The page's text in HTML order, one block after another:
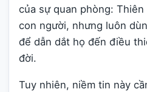
của sự quan phòng:
con người, nhưng luôn
để dẫn dắt họ đến điều
đời.
Tuy nhiên, niềm tin này